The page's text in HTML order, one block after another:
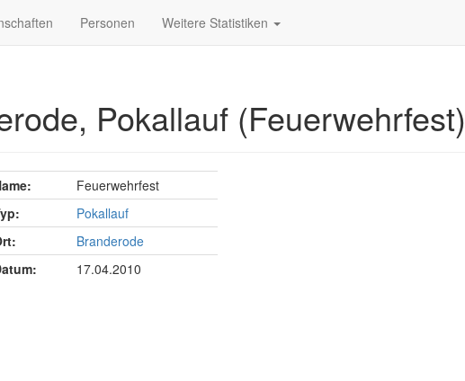
Personen Weitere Statistiken
Pokallauf (Feuerwehrfest)
Feuerwehrfest
Pokallauf
Branderode
17.04.2010